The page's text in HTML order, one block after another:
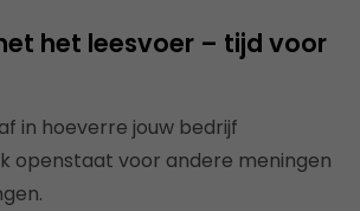
het leesvoer – tijd voor
in hoeverre jouw bedrijf
openstaat voor andere meningen